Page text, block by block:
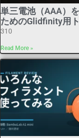
単三電池（AAA）
ためのGlidfinity用
310
Read More »